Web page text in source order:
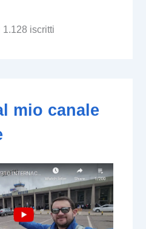
iscritti
mio canale